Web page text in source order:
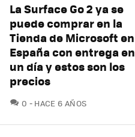
La Surface Go 2 ya se
puede comprar en la
Tienda de Microsoft en
España con entrega en
un día y estos son los
precios
0 COMENTARIOS
HACE 6 AÑOS